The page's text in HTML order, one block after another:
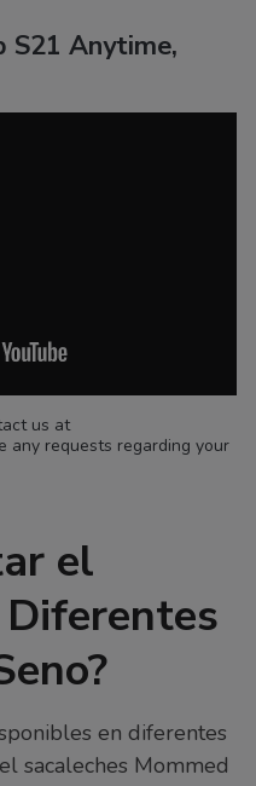
S21 Anytime,
us at
any requests regarding your
el
en diferentes
sacaleches Mommed